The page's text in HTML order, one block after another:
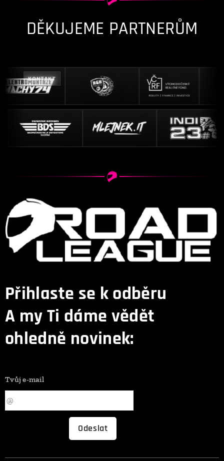
DĚKUJEME PARTNERŮM
KONTAKT
Přihlaste se k odběru
A my Ti dáme vědět
ohledně novinek:
Tvůj e-mail
Odeslat